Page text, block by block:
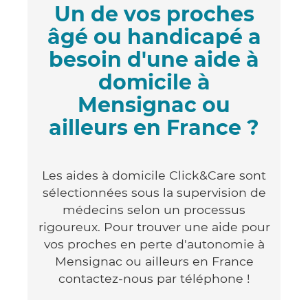
Un de vos proches
âgé ou handicapé a
besoin d'une aide à
domicile à
Mensignac ou
ailleurs en France ?
Les aides à domicile Click&Care sont
sélectionnées sous la supervision de
médecins selon un processus
rigoureux. Pour trouver une aide pour
vos proches en perte d'autonomie à
Mensignac ou ailleurs en France
contactez-nous par téléphone !